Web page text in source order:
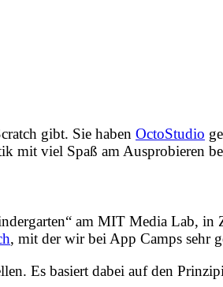
gibt. Sie haben OctoStudio
mit viel Spaß am Ausprobieren
am MIT Media Lab, in
, mit der wir bei App Camps sehr
Es basiert dabei auf den